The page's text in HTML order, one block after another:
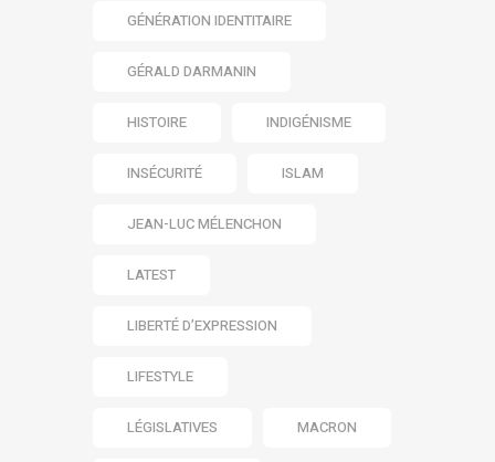
GÉNÉRATION IDENTITAIRE
GÉRALD DARMANIN
HISTOIRE INDIGÉNISME
INSÉCURITÉ ISLAM
JEAN-LUC MÉLENCHON
LATEST
LIBERTÉ D’EXPRESSION
LIFESTYLE
LÉGISLATIVES MACRON